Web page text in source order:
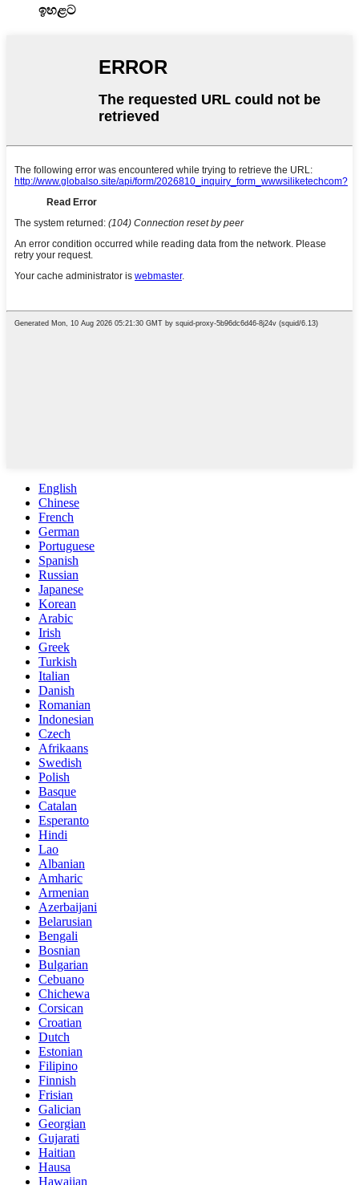
ඉහළට
English
Chinese
French
German
Portuguese
Spanish
Russian
Japanese
Korean
Arabic
Irish
Greek
Turkish
Italian
Danish
Romanian
Indonesian
Czech
Afrikaans
Swedish
Polish
Basque
Catalan
Esperanto
Hindi
Lao
Albanian
Amharic
Armenian
Azerbaijani
Belarusian
Bengali
Bosnian
Bulgarian
Cebuano
Chichewa
Corsican
Croatian
Dutch
Estonian
Filipino
Finnish
Frisian
Galician
Georgian
Gujarati
Haitian
Hausa
Hawaiian